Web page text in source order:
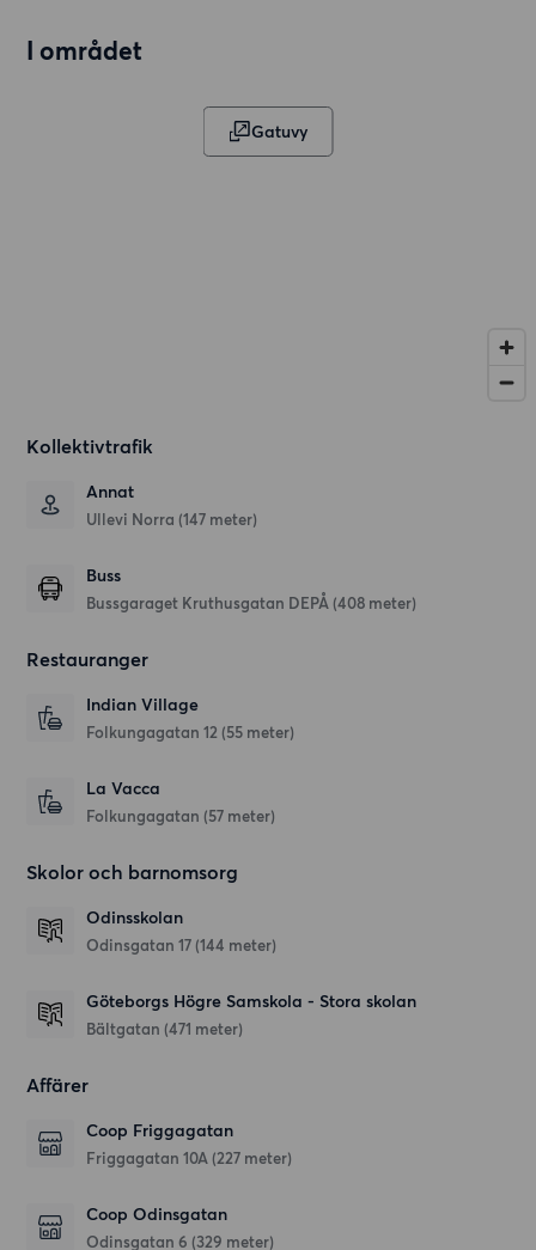
I området
Gatuvy
Kollektivtrafik
Annat
Ullevi Norra (147 meter)
Buss
Bussgaraget Kruthusgatan DEPÅ (408 meter)
Restauranger
Indian Village
Folkungagatan 12 (55 meter)
La Vacca
Folkungagatan (57 meter)
Skolor och barnomsorg
Odinsskolan
Odinsgatan 17 (144 meter)
Göteborgs Högre Samskola - Stora skolan
Bältgatan (471 meter)
Affärer
Coop Friggagatan
Friggagatan 10A (227 meter)
Coop Odinsgatan
Odinsgatan 6 (329 meter)